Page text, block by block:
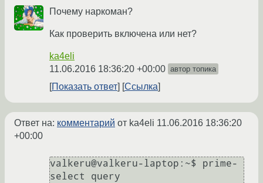
Почему наркоман?
Как проверить включена или нет?
ka4eli
11.06.2016 18:36:20 +00:00 автор топика
Показать ответ Ссылка
Ответ на: комментарий от ka4eli 11.06.2016 18:36:20
+00:00
valkeru@valkeru-laptop:~$ prime-
select query